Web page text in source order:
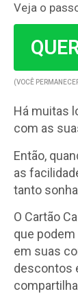
Veja o
(VOCÊ
Há muitas
com as
Então,
as
tanto
O Cartão
que
em suas
descontos